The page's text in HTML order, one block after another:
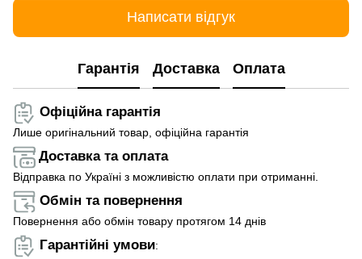
Написати відгук
Гарантія Доставка Оплата
Офіційна гарантія
Лише оригінальний товар, офіційна гарантія
Доставка та оплата
Відправка по Україні з можливістю оплати при отриманні.
Обмін та повернення
Повернення або обмін товару протягом 14 днів
Гарантійні умови: